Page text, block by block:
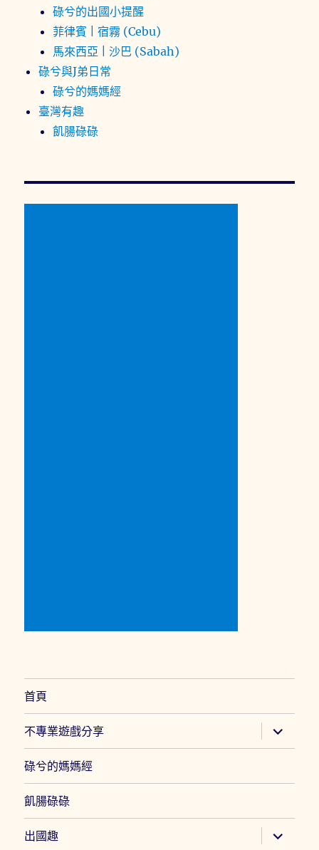
碌兮的出國小提醒
菲律賓 | 宿霧 (Cebu)
馬來西亞 | 沙巴 (Sabah)
碌兮與J弟日常
碌兮的媽媽經
臺灣有趣
飢腸碌碌
首頁
不專業遊戲分享
開
子
碌兮的媽媽經
飢腸碌碌
出國趣
開